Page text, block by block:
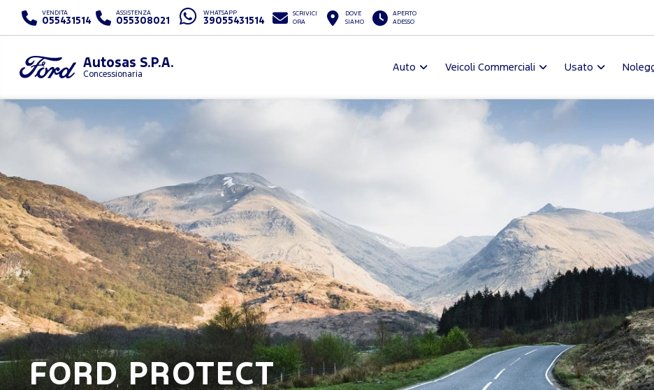
VENDITA
055431514
ASSISTENZA
055308021
WHATSAPP
39055431514
SCRIVICI
ORA
DOVE
SIAMO
APERTO
ADESSO
Autosas S.P.A.
Concessionaria
Auto Veicoli Commerciali Usato
FORD PROTECT